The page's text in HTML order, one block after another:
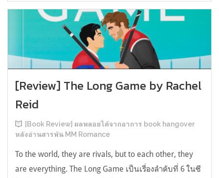
[Review] The Long Game by Rachel
Reid
[Book Review] ผลพลอยได้จากอาการ book hangover
หลังอ่านสารพัน MM Romance
To the world, they are rivals, but to each other, they
are everything. The Long Game เป็นเรื่องลำดับที่ 6 ในซี